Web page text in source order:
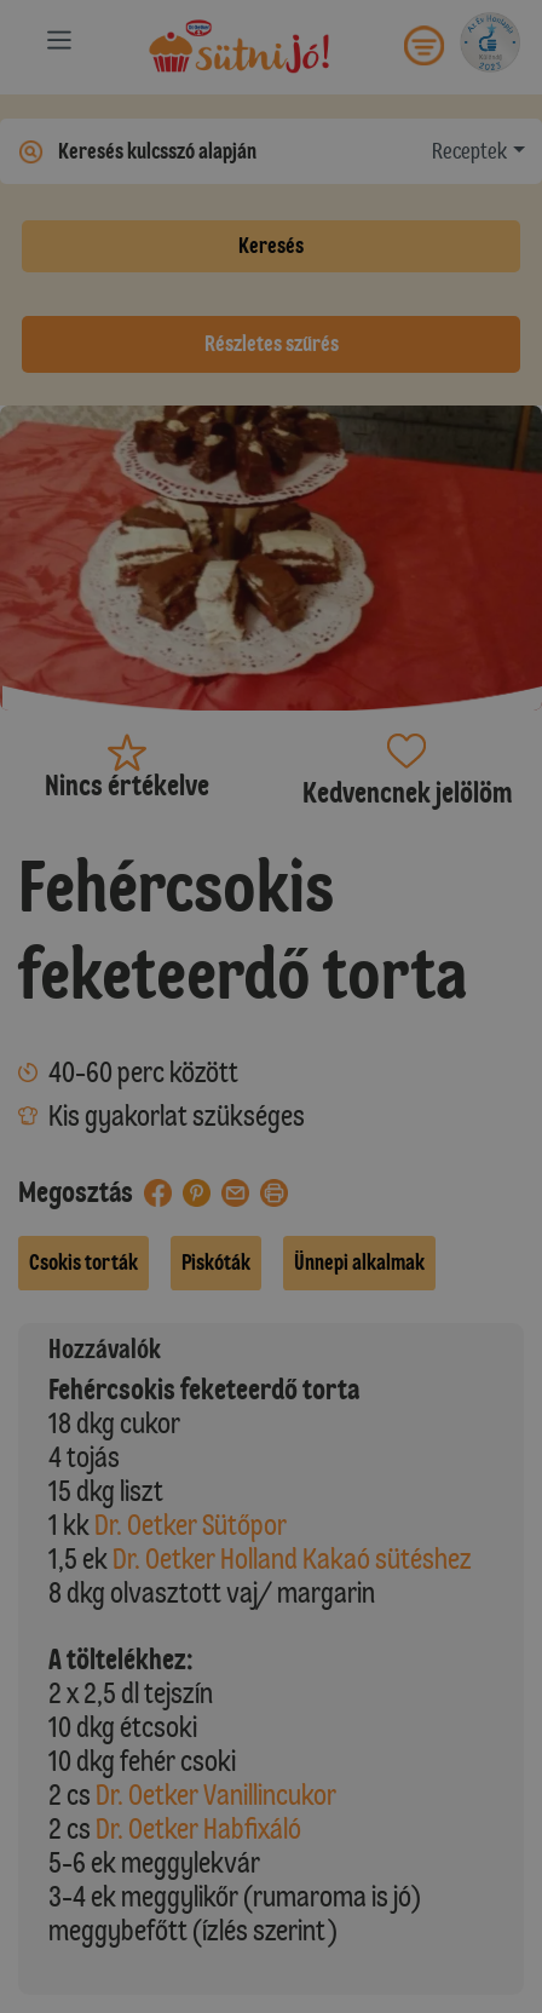
Receptek
Keresés
Részletes szűrés
Nincs értékelve Kedvencnek jelölöm
Fehércsokis
feketeerdő torta
40-60 perc között
Kis gyakorlat szükséges
Megosztás
Csokis torták Piskóták Ünnepi alkalmak
Hozzávalók
Fehércsokis feketeerdő torta
18 dkg cukor
4 tojás
15 dkg liszt
1 kk Dr. Oetker Sütőpor
1,5 ek Dr. Oetker Holland Kakaó sütéshez
8 dkg olvasztott vaj/ margarin
A töltelékhez:
2 x 2,5 dl tejszín
10 dkg étcsoki
10 dkg fehér csoki
2 cs Dr. Oetker Vanillincukor
2 cs Dr. Oetker Habfixáló
5-6 ek meggylekvár
3-4 ek meggylikőr (rumaroma is jó)
meggybefőtt (ízlés szerint)